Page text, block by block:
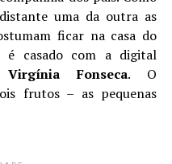
uma da outra as
ficar na casa do
é casado com a digital
Virgínia Fonseca. O
frutos – as pequenas